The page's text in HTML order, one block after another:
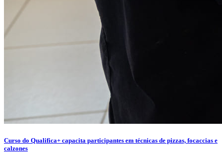
Curso do Qualifica+ capacita participantes em técnicas de pizzas, focaccias e
calzones